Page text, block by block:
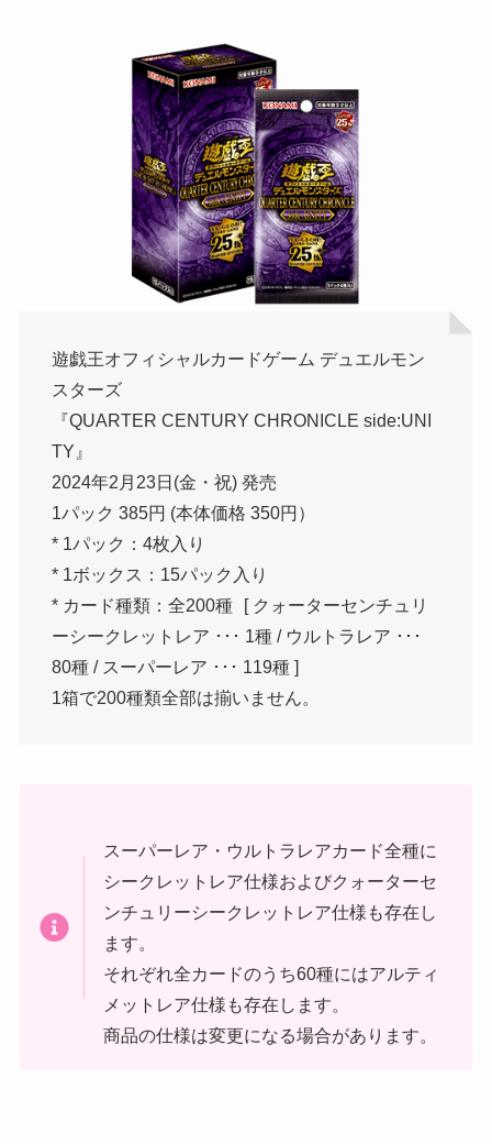
遊戯王オフィシャルカードゲーム デュエルモン
スターズ
『QUARTER CENTURY CHRONICLE side:UNI
TY』
2024年2月23日(金・祝) 発売
1パック 385円 (本体価格 350円）
* 1パック：4枚入り
* 1ボックス：15パック入り
* カード種類：全200種 [ クォーターセンチュリ
ーシークレットレア ･･･ 1種 / ウルトラレア ･･･
80種 / スーパーレア ･･･ 119種 ]
1箱で200種類全部は揃いません。
スーパーレア・ウルトラレアカード全種に
シークレットレア仕様およびクォーターセ
ンチュリーシークレットレア仕様も存在し
ます。
それぞれ全カードのうち60種にはアルティ
メットレア仕様も存在します。
商品の仕様は変更になる場合があります。